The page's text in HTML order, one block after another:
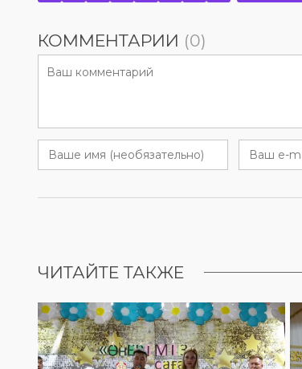
КОММЕНТАРИИ (0)
ЧИТАЙТЕ ТАКЖЕ